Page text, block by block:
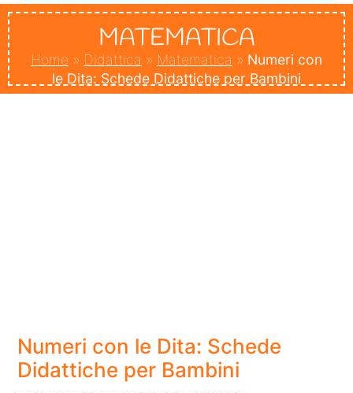
MATEMATICA
Home » Didattica » Matematica » Numeri con
le Dita: Schede Didattiche per Bambini
Numeri con le Dita: Schede
Didattiche per Bambini